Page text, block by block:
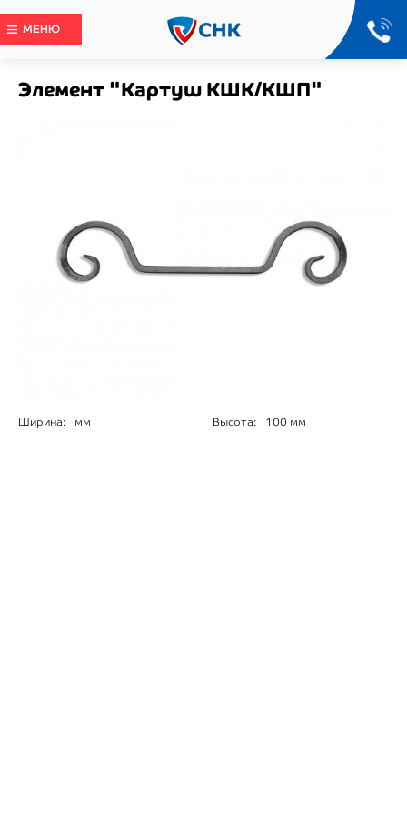
МЕНЮ
Элемент "Картуш КШК/КШП"
Ширина: мм Высота: 100 мм